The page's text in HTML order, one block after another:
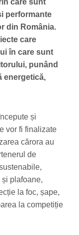
care sunt
performante
din România.
care
în care sunt
punând
energetică,
și
vor fi finalizate
cărora au
de
plafoane,
la foc, șape,
la competiție